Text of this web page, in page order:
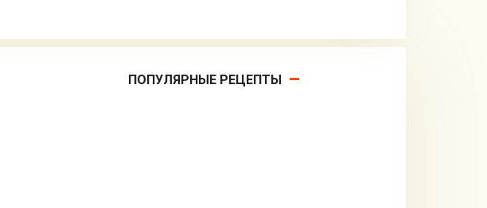
ПОПУЛЯРНЫЕ РЕЦЕПТЫ